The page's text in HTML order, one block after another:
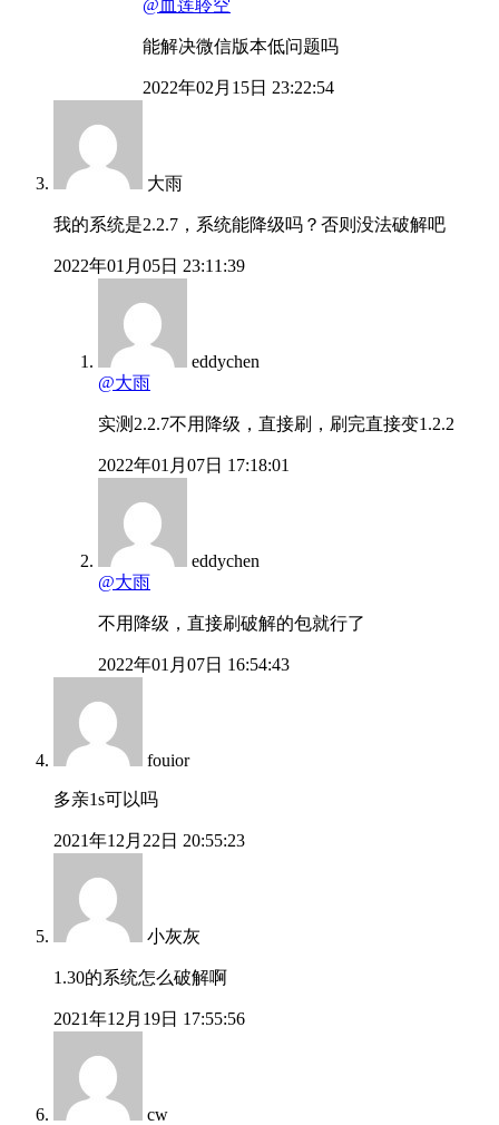
@血莲聆空
能解决微信版本低问题吗
2022年02月15日 23:22:54
大雨
我的系统是2.2.7，系统能降级吗？否则没法破解吧
2022年01月05日 23:11:39
eddychen
@大雨
实测2.2.7不用降级，直接刷，刷完直接变1.2.2
2022年01月07日 17:18:01
eddychen
@大雨
不用降级，直接刷破解的包就行了
2022年01月07日 16:54:43
fouior
多亲1s可以吗
2021年12月22日 20:55:23
小灰灰
1.30的系统怎么破解啊
2021年12月19日 17:55:56
cw